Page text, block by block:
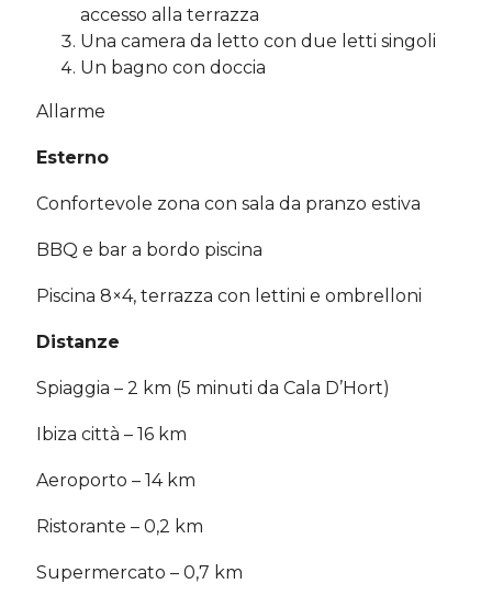
accesso alla terrazza
Una camera da letto con due letti singoli
Un bagno con doccia
Allarme
Esterno
Confortevole zona con sala da pranzo estiva
BBQ e bar a bordo piscina
Piscina 8×4, terrazza con lettini e ombrelloni
Distanze
Spiaggia – 2 km (5 minuti da Cala D’Hort)
Ibiza città – 16 km
Aeroporto – 14 km
Ristorante – 0,2 km
Supermercato – 0,7 km